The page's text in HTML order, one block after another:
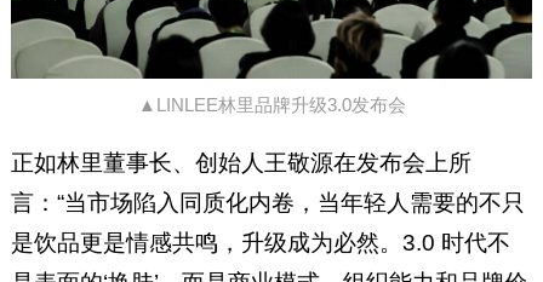
▲LINLEE林里品牌升级3.0发布会
正如林里董事长、创始人王敬源在发布会上所
言：“当市场陷入同质化内卷，当年轻人需要的不只
是饮品更是情感共鸣，升级成为必然。3.0 时代不